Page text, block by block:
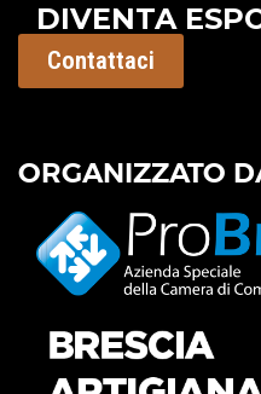
DIVENTA
Contattaci
ORGANIZZATO